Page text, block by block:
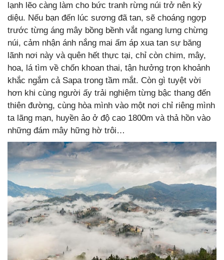
lạnh lẽo càng làm cho bức tranh rừng núi trở nên kỳ
diệu. Nếu bạn đến lúc sương đã tan, sẽ choáng ngợp
trước từng áng mây bồng bềnh vắt ngang lưng chừng
núi, cảm nhận ánh nắng mai ấm áp xua tan sự băng
lãnh nơi này và quên hết thực tại, chỉ còn chim, mây,
hoa, lá tìm về chốn khoan thai, tận hưởng trọn khoảnh
khắc ngắm cả Sapa trong tầm mắt. Còn gì tuyệt vời
hơn khi cùng người ấy trải nghiệm từng bậc thang đến
thiên đường, cùng hòa mình vào một nơi chỉ riêng mình
ta lãng mạn, huyền ảo ở độ cao 1800m và thả hồn vào
những đám mây hững hờ trôi…